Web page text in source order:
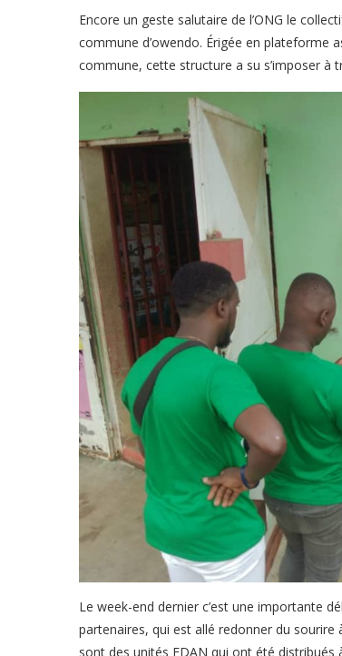
Encore un geste salutaire de l’ONG le
commune d’owendo. Érigée en plateforme
commune, cette structure a su s’imposer à
Le week-end dernier c’est une importante
partenaires, qui est allé redonner du sourire
sont des unités EDAN qui ont été